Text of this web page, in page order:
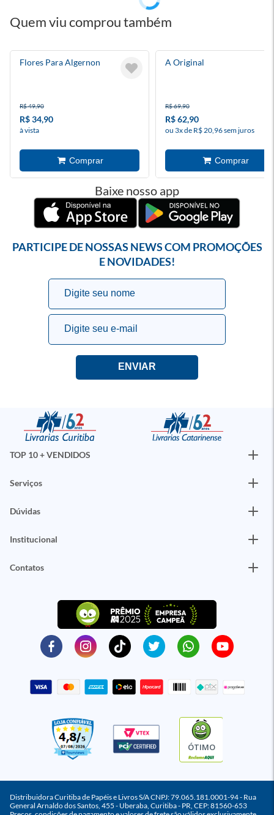
Quem viu comprou também
Flores Para Algernon
R$ 49,90
R$ 34,90
à vista
A Original
R$ 69,90
R$ 62,90
ou 3x de R$ 20,96 sem juros
Baixe nosso app
PARTICIPE DE NOSSAS NEWS COM PROMOÇÕES
E NOVIDADES!
TOP 10 + VENDIDOS
Serviços
Dúvidas
Institucional
Contatos
ÓTIMO
Distribuidora Curitiba de Papéis e Livros S/A CNPJ: 79.065.181.0001-94 - Rua
General Arnaldo dos Santos, 455 - Uberaba, Curitiba - PR, CEP: 81560-653